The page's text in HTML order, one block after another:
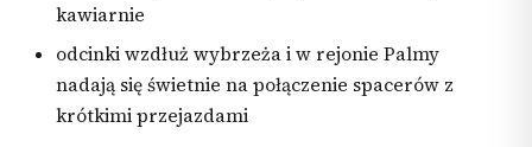
kawiarnie
odcinki wzdłuż wybrzeża i w rejonie Palmy
nadają się świetnie na połączenie spacerów z
krótkimi przejazdami